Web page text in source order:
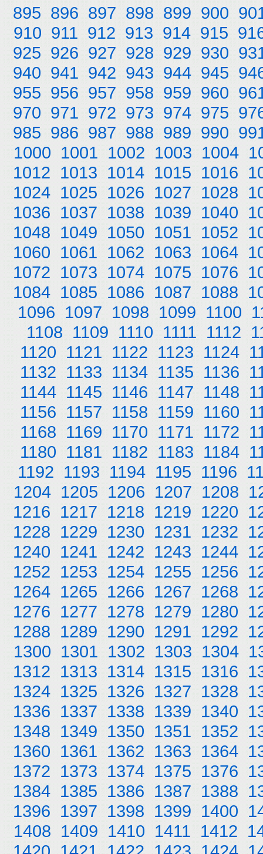
895 896 897 898 899 900
910 911 912 913 914 915
925 926 927 928 929 930
940 941 942 943 944 945
955 956 957 958 959 960
970 971 972 973 974 975
985 986 987 988 989 990
1000 1001 1002 1003 1004
1012 1013 1014 1015 1016
1024 1025 1026 1027 1028
1036 1037 1038 1039 1040
1048 1049 1050 1051 1052
1060 1061 1062 1063 1064
1072 1073 1074 1075 1076
1084 1085 1086 1087 1088
1096 1097 1098 1099 1100
1108 1109 1110 1111 1112
1120 1121 1122 1123 1124
1132 1133 1134 1135 1136
1144 1145 1146 1147 1148
1156 1157 1158 1159 1160
1168 1169 1170 1171 1172
1180 1181 1182 1183 1184
1192 1193 1194 1195 1196
1204 1205 1206 1207 1208
1216 1217 1218 1219 1220
1228 1229 1230 1231 1232
1240 1241 1242 1243 1244
1252 1253 1254 1255 1256
1264 1265 1266 1267 1268
1276 1277 1278 1279 1280
1288 1289 1290 1291 1292
1300 1301 1302 1303 1304
1312 1313 1314 1315 1316
1324 1325 1326 1327 1328
1336 1337 1338 1339 1340
1348 1349 1350 1351 1352
1360 1361 1362 1363 1364
1372 1373 1374 1375 1376
1384 1385 1386 1387 1388
1396 1397 1398 1399 1400
1408 1409 1410 1411 1412